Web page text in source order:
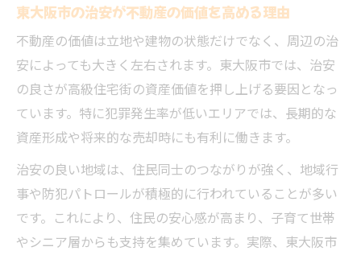
東大阪市の治安が不動産の価値を高める理由
不動産の価値は立地や建物の状態だけでなく、周辺の治
安によっても大きく左右されます。東大阪市では、治安
の良さが高級住宅街の資産価値を押し上げる要因となっ
ています。特に犯罪発生率が低いエリアでは、長期的な
資産形成や将来的な売却時にも有利に働きます。
治安の良い地域は、住民同士のつながりが強く、地域行
事や防犯パトロールが積極的に行われていることが多い
です。これにより、住民の安心感が高まり、子育て世帯
やシニア層からも支持を集めています。実際、東大阪市